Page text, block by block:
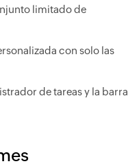
limitado de
con solo las
de tareas y la barra